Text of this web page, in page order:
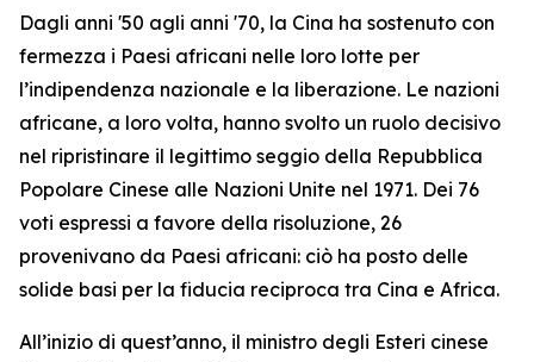
Dagli anni '50 agli anni '70, la Cina ha sostenuto con
fermezza i Paesi africani nelle loro lotte per
l’indipendenza nazionale e la liberazione. Le nazioni
africane, a loro volta, hanno svolto un ruolo decisivo
nel ripristinare il legittimo seggio della Repubblica
Popolare Cinese alle Nazioni Unite nel 1971. Dei 76
voti espressi a favore della risoluzione, 26
provenivano da Paesi africani: ciò ha posto delle
solide basi per la fiducia reciproca tra Cina e Africa.
All’inizio di quest’anno, il ministro degli Esteri cinese